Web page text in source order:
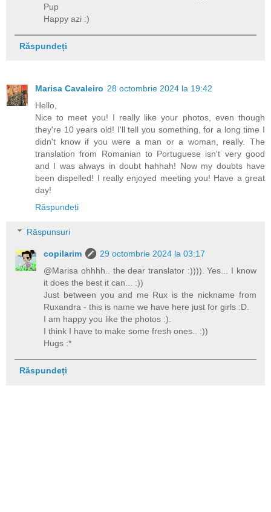
Pup
Happy azi :)
Răspundeți
Marisa Cavaleiro 28 octombrie 2024 la 19:42
Hello,
Nice to meet you! I really like your photos, even though
they're 10 years old! I'll tell you something, for a long time I
didn't know if you were a man or a woman, really. The
translation from Romanian to Portuguese isn't very good
and I was always in doubt hahhah! Now my doubts have
been dispelled! I really enjoyed meeting you! Have a great
day!
Răspundeți
Răspunsuri
copilarim
29 octombrie 2024 la 03:17
@Marisa ohhhh.. the dear translator :)))). Yes... I know
it does the best it can... :))
Just between you and me Rux is the nickname from
Ruxandra - this is name we have here just for girls :D.
I am happy you like the photos :).
I think I have to make some fresh ones.. :))
Hugs :*
Răspundeți